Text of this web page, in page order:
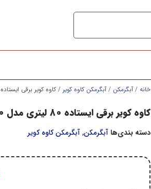
خانه / آبگرمكن / آبگرمکن کاوه کوير / کاوه کویر برقی ایستاده 80 لیتری مدل 120 گرد
کاوه کویر برقی ایستاده 80 لیتری مدل 120 گرد
دسته بندی‌ها آبگرمكن,آبگرمکن کاوه کوير